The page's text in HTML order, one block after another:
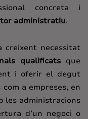
concreta i
administratiu.
creixent necessitat
qualificats que
i oferir el degut
a empreses, en
les administracions
d’un negoci o